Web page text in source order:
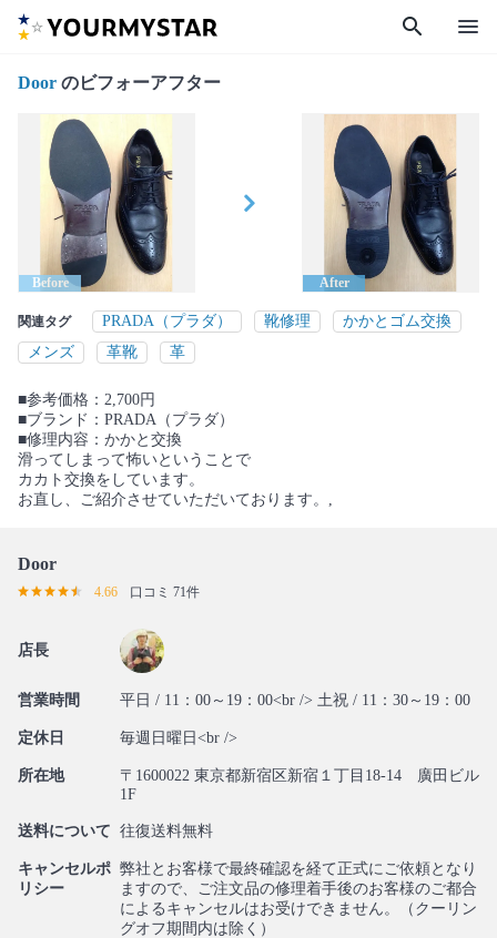
search menu
Door のビフォーアフター
Before After
関連タグ PRADA（プラダ） 靴修理
かかとゴム交換
メンズ
革靴 革
■参考価格：2,700円
■ブランド：PRADA（プラダ）
■修理内容：かかと交換
滑ってしまって怖いということで
カカト交換をしています。
お直し、ご紹介させていただいております。,
Door
4.66 口コミ 71件
店長
営業時間 平日 / 11：00～19：00<br /> 土祝 / 11：30～19：00
定休日 毎週日曜日<br />
所在地
〒1600022 東京都新宿区新宿１丁目18-14 廣田ビル
1F
送料について 往復送料無料
キャンセルポ
リシー
弊社とお客様で最終確認を経て正式にご依頼となり
ますので、ご注文品の修理着手後のお客様のご都合
によるキャンセルはお受けできません。（クーリン
グオフ期間内は除く）